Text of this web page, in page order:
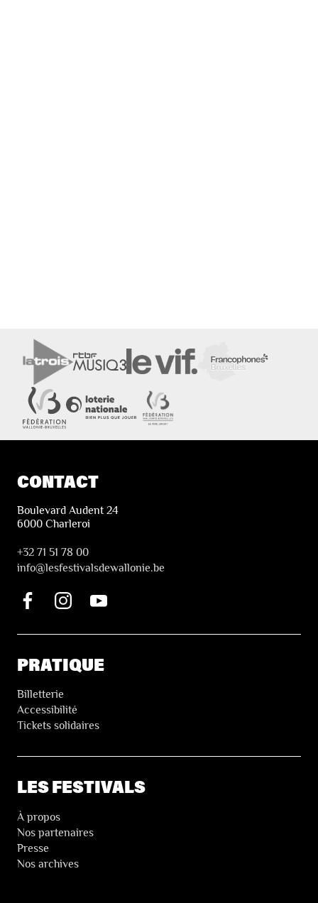
CONTACT
Boulevard Audent 24
6000 Charleroi
+32 71 51 78 00
info@lesfestivalsdewallonie.be
PRATIQUE
Billetterie
Accessibilité
Tickets solidaires
LES FESTIVALS
À propos
Nos partenaires
Presse
Nos archives